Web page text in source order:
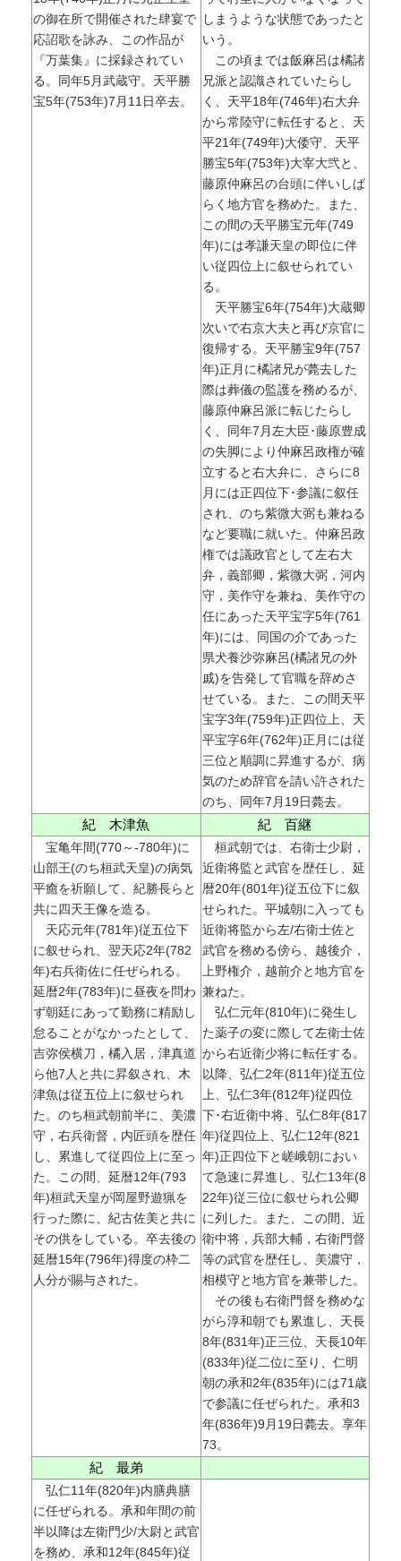
の御在所で開催された肆宴で
応詔歌を詠み、この作品が
『万葉集』に採録されてい
る。同年5月武蔵守。天平勝
宝5年(753年)7月11日卒去。
しまうような状態であったと
いう。
この頃までは飯麻呂は橘諸
兄派と認識されていたらし
く、天平18年(746年)右大弁
から常陸守に転任すると、天
平21年(749年)大倭守、天平
勝宝5年(753年)大宰大弐と、
藤原仲麻呂の台頭に伴いしば
らく地方官を務めた。また、
この間の天平勝宝元年(749
年)には孝謙天皇の即位に伴
い従四位上に叙せられてい
る。
天平勝宝6年(754年)大蔵卿
次いで右京大夫と再び京官に
復帰する。天平勝宝9年(757
年)正月に橘諸兄が薨去した
際は葬儀の監護を務めるが、
藤原仲麻呂派に転じたらし
く、同年7月左大臣･藤原豊成
の失脚により仲麻呂政権が確
立すると右大弁に、さらに8
月には正四位下･参議に叙任
され、のち紫微大弼も兼ねる
など要職に就いた。仲麻呂政
権では議政官として左右大
弁，義部卿，紫微大弼，河内
守，美作守を兼ね、美作守の
任にあった天平宝字5年(761
年)には、同国の介であった
県犬養沙弥麻呂(橘諸兄の外
戚)を告発して官職を辞めさ
せている。また、この間天平
宝字3年(759年)正四位上、天
平宝字6年(762年)正月には従
三位と順調に昇進するが、病
気のため辞官を請い許された
のち、同年7月19日薨去。
紀 木津魚
紀 百継
宝亀年間(770～-780年)に
山部王(のち桓武天皇)の病気
平癒を祈願して、紀勝長らと
共に四天王像を造る。
天応元年(781年)従五位下
に叙せられ、翌天応2年(782
年)右兵衛佐に任ぜられる。
延暦2年(783年)に昼夜を問わ
ず朝廷にあって勤務に精励し
怠ることがなかったとして、
吉弥侯横刀，橘入居，津真道
ら他7人と共に昇叙され、木
津魚は従五位上に叙せられ
た。のち桓武朝前半に、美濃
守，右兵衛督，内匠頭を歴任
し、累進して従四位上に至っ
た。この間、延暦12年(793
年)桓武天皇が岡屋野遊猟を
行った際に、紀古佐美と共に
その供をしている。卒去後の
延暦15年(796年)得度の枠二
人分が賜与された。
桓武朝では、右衛士少尉，
近衛将監と武官を歴任し、延
暦20年(801年)従五位下に叙
せられた。平城朝に入っても
近衛将監から左/右衛士佐と
武官を務める傍ら、越後介，
上野権介，越前介と地方官を
兼ねた。
弘仁元年(810年)に発生し
た薬子の変に際して左衛士佐
から右近衛少将に転任する。
以降、弘仁2年(811年)従五位
上、弘仁3年(812年)従四位
下･右近衛中将、弘仁8年(817
年)従四位上、弘仁12年(821
年)正四位下と嵯峨朝におい
て急速に昇進し、弘仁13年(8
22年)従三位に叙せられ公卿
に列した。また、この間、近
衛中将，兵部大輔，右衛門督
等の武官を歴任し、美濃守，
相模守と地方官を兼帯した。
その後も右衛門督を務めな
がら淳和朝でも累進し、天長
8年(831年)正三位、天長10年
(833年)従二位に至り、仁明
朝の承和2年(835年)には71歳
で参議に任ぜられた。承和3
年(836年)9月19日薨去。享年
73。
紀 最弟
弘仁11年(820年)内膳典膳
に任ぜられる。承和年間の前
半以降は左衛門少/大尉と武官
を務め、承和12年(845年)従